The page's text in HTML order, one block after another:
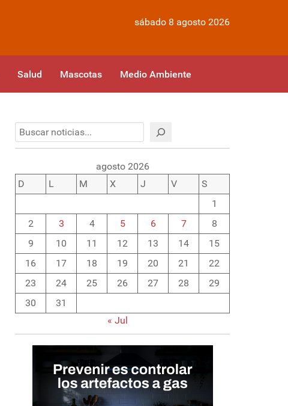
sábado 8 agosto 2026
Salud Mascotas Medio Ambiente
agosto 2026
D
L M X J V
S
1
2
3 4 5 6 7
8
9
10 11 12 13 14
15
16
17 18 19 20 21
22
23
24 25 26 27 28
29
30
31
« Jul